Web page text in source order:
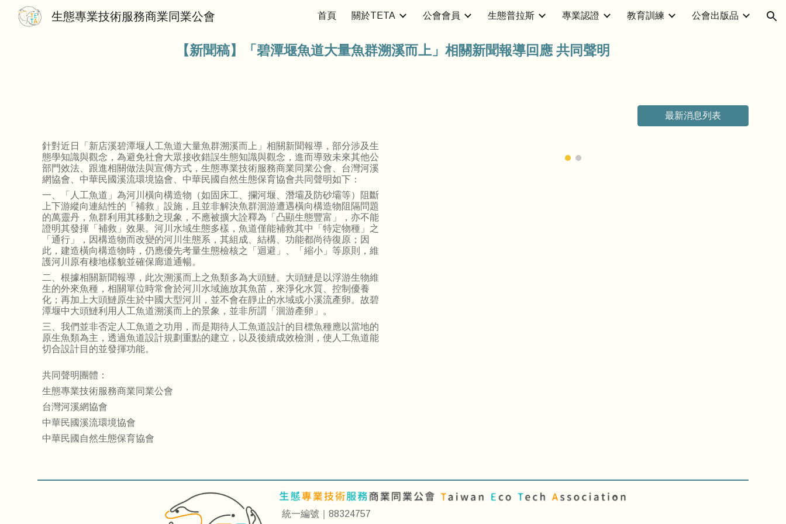
Skip to main content Skip to navigation
生態專業技術服務商業同業公會 首頁 關於TETA 公會會員 生態普拉斯 專業認證 教育訓練 公會出版品
【新聞稿】 「碧潭堰魚道大量魚群溯溪而上」相關新聞報導回應 共同聲明
最新消息列表
針對近日「新店溪碧潭堰人工魚道大量魚群溯溪而上」相關新聞報導，部分涉及生
態學知識與觀念，為避免社會大眾接收錯誤生態知識與觀念，進而導致未來其他公
部門效法、跟進相關做法與宣傳方式，生態專業技術服務商業同業公會、台灣河溪
網協會、中華民國溪流環境協會、中華民國自然生態保育協會共同聲明如下：
一、「人工魚道」為河川橫向構造物（如固床工、攔河堰、潛壩及防砂壩等）阻斷
上下游縱向連結性的「補救」設施，且並非解決魚群洄游遭遇橫向構造物阻隔問題
的萬靈丹，魚群利用其移動之現象，不應被擴大詮釋為「凸顯生態豐富」，亦不能
證明其發揮「補救」效果。河川水域生態多樣，魚道僅能補救其中「特定物種」之
「通行」，因構造物而改變的河川生態系，其組成、結構、功能都尚待復原；因
此，建造橫向構造物時，仍應優先考量生態檢核之「迴避」、「縮小」等原則，維
護河川原有棲地樣貌並確保廊道通暢。
二、根據相關新聞報導，此次溯溪而上之魚類多為大頭鰱。大頭鰱是以浮游生物維
生的外來魚種，相關單位時常會於河川水域施放其魚苗，來淨化水質、控制優養
化；再加上大頭鰱原生於中國大型河川，並不會在靜止的水域或小溪流產卵。故碧
潭堰中大頭鰱利用人工魚道溯溪而上的景象，並非所謂「洄游產卵」。
三、我們並非否定人工魚道之功用，而是期待人工魚道設計的目標魚種應以當地的
原生魚類為主，透過魚道設計規劃重點的建立，以及後續成效檢測，使人工魚道能
切合設計目的並發揮功能。
共同聲明團體：
生態專業技術服務商業同業公會
台灣河溪網協會
中華民國溪流環境協會
中華民國自然生態保育協會
統一編號｜88324757